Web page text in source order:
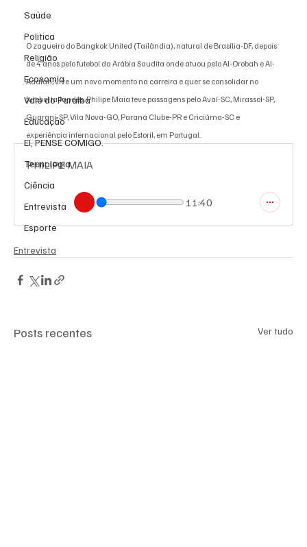
Saúde
Politica
Religião
Economia
Vale do Paraiba
Educação
EI, PENSE COMIGO.
Tecnologia
Ciência
Entrevista
Esporte
O zagueiro do Bangkok United (Tailândia), natural de Brasília-DF, depois
de 4 anos pelo futebol da Arábia Saudita onde atuou pelo Al-Orobah e Al-
Adalah, vive um novo momento na carreira e quer se consolidar no
futebol tailandês. Philipe Maia teve passagens pelo Avaí-SC, Mirassol-SP,
Guarani-SP, Vila Nova-GO, Paraná Clube-PR e Criciúma-SC e
experiência internacional pelo Estoril, em Portugal.
PHILIPE MAIA
11:40
Entrevista
Posts recentes Ver tudo